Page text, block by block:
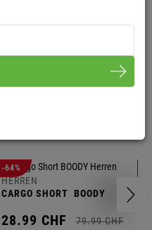
-64%
HERREN
CARGO SHORT BOODY
28.99 CHF 79.99 CHF